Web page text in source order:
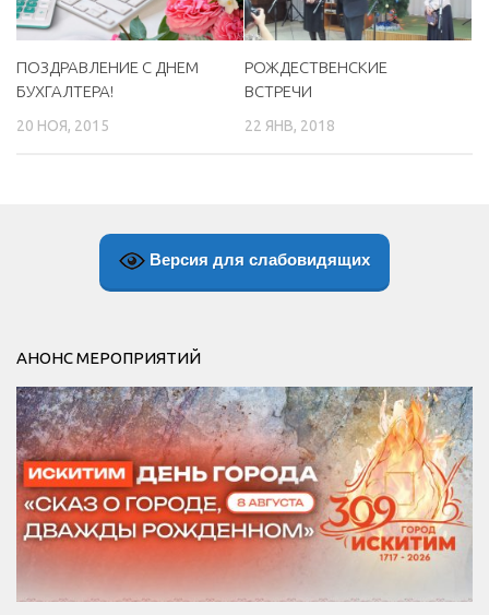
ПОЗДРАВЛЕНИЕ С ДНЕМ
БУХГАЛТЕРА!
20 НОЯ, 2015
РОЖДЕСТВЕНСКИЕ
ВСТРЕЧИ
22 ЯНВ, 2018
Версия для слабовидящих
АНОНС МЕРОПРИЯТИЙ